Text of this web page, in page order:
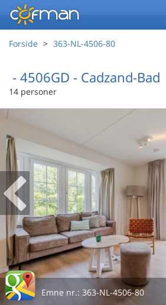
Forside 363-NL-4506-80
- 4506GD - Cadzand-Bad
14 personer
Emne nr.: 363-NL-4506-80